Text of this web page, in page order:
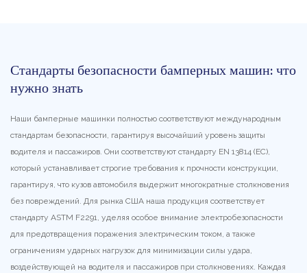
Стандарты безопасности бамперных машин: что
нужно знать
Наши бамперные машинки полностью соответствуют международным
стандартам безопасности, гарантируя высочайший уровень защиты
водителя и пассажиров. Они соответствуют стандарту EN 13814 (ЕС),
который устанавливает строгие требования к прочности конструкции,
гарантируя, что кузов автомобиля выдержит многократные столкновения
без повреждений. Для рынка США наша продукция соответствует
стандарту ASTM F2291, уделяя особое внимание электробезопасности
для предотвращения поражения электрическим током, а также
ограничениям ударных нагрузок для минимизации силы удара,
воздействующей на водителя и пассажиров при столкновениях. Каждая